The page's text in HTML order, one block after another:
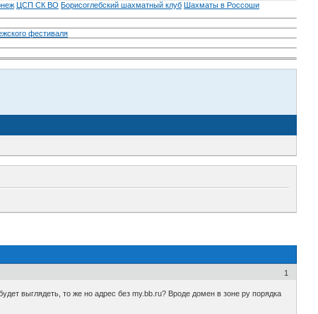
ЦСП СК ВО Борисоглебский шахматный клуб Шахматы в Россоши
фестиваля
1
выглядеть, то же но адрес без my.bb.ru? Вроде домен в зоне ру порядка